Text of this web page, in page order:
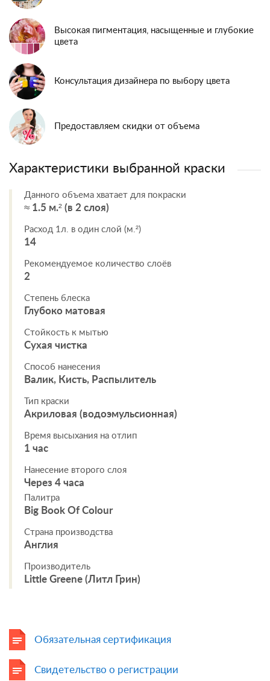
Высокая пигментация, насыщенные и глубокие
цвета
Консультация дизайнера по выбору цвета
Предоставляем скидки от объема
Характеристики выбранной краски
Данного объема хватает для покраски
≈ 1.5 м.² (в 2 слоя)
Расход 1л. в один слой (м.²)
14
Рекомендуемое количество слоёв
2
Степень блеска
Глубоко матовая
Стойкость к мытью
Сухая чистка
Способ нанесения
Валик, Кисть, Распылитель
Тип краски
Акриловая (водоэмульсионная)
Время высыхания на отлип
1 час
Нанесение второго слоя
Через 4 часа
Палитра
Big Book Of Colour
Страна производства
Англия
Производитель
Little Greene (Литл Грин)
Обязательная сертификация
Свидетельство о регистрации